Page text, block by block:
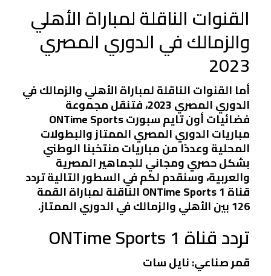
القنوات الناقلة لمباراة الأهلي
والزمالك في الدوري المصري
2023
أما القنوات الناقلة لمباراة الأهلي والزمالك في
الدوري المصري 2023، فتنقل مجموعة
فضائيات أون تايم سبورت ONTime Sports
مباريات الدوري المصري الممتاز والبطولات
المحلية وعددًا من مباريات منتخبنا الوطني
بشكل حصري ومجاني للجماهير المصرية
والعربية، وسنقدم لكم في السطور التالية تردد
قناة ONTime Sports 1 الناقلة لمباراة القمة
126 بين الأهلي والزمالك في الدوري الممتاز.
تردد قناة ONTime Sports 1
قمر صناعي: نايل سات